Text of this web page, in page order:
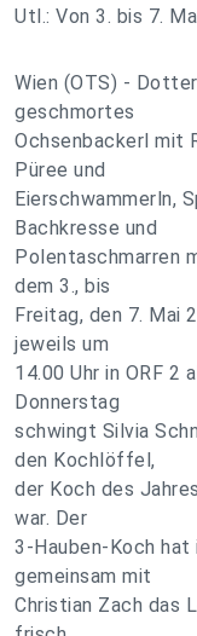
Utl.: Von 3. bis 7.
Wien (OTS) -
geschmortes
Ochsenbackerl mit
Püree und
Eierschwammerln,
Bachkresse und
Polentaschmarren
dem 3., bis
Freitag, den 7. Mai
jeweils um
14.00 Uhr in ORF 2
Donnerstag
schwingt Silvia
den Kochlöffel,
der Koch des
war. Der
3-Hauben-Koch hat
gemeinsam mit
Christian Zach das